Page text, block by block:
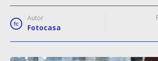
Autor
Fotocasa